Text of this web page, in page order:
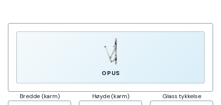
OPUS
Bredde (karm) Høyde (karm) Glass tykkelse